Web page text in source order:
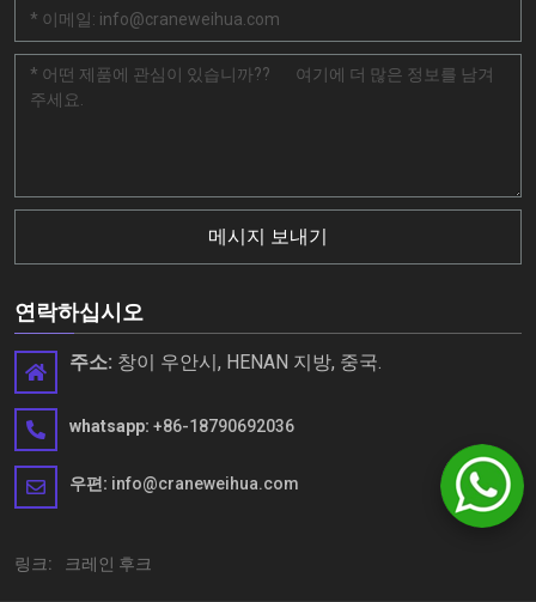
메시지 보내기
연락하십시오
주소: 창이 우안시, HENAN 지방, 중국.
whatsapp: +86-18790692036
우편: info@craneweihua.com
링크: 크레인 후크